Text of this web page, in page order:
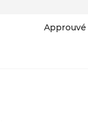
Approuvé